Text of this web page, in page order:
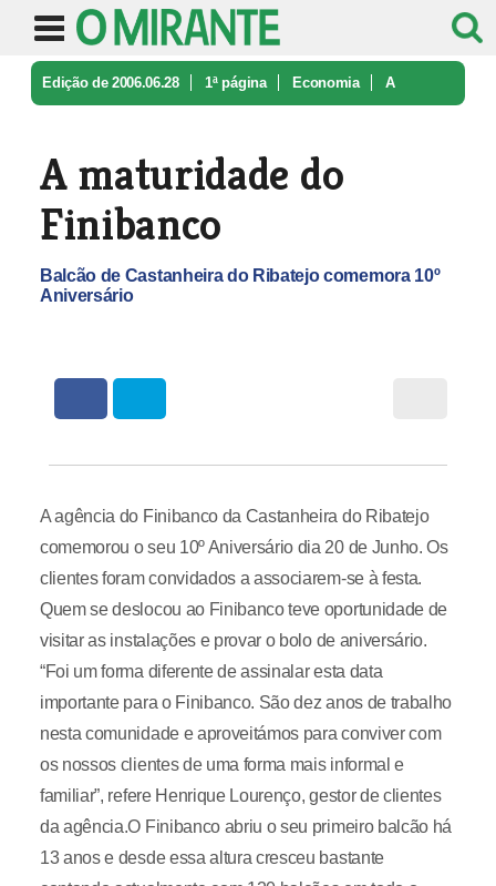
Edição de 2006.06.28 1ª página Economia A
A maturidade do
Finibanco
Balcão de Castanheira do Ribatejo comemora 10º
Aniversário
A agência do Finibanco da Castanheira do Ribatejo
comemorou o seu 10º Aniversário dia 20 de Junho. Os
clientes foram convidados a associarem-se à festa.
Quem se deslocou ao Finibanco teve oportunidade de
visitar as instalações e provar o bolo de aniversário.
“Foi um forma diferente de assinalar esta data
importante para o Finibanco. São dez anos de trabalho
nesta comunidade e aproveitámos para conviver com
os nossos clientes de uma forma mais informal e
familiar”, refere Henrique Lourenço, gestor de clientes
da agência.O Finibanco abriu o seu primeiro balcão há
13 anos e desde essa altura cresceu bastante